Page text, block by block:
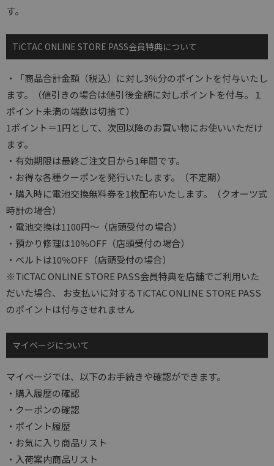
す。
TiCTAC ONLINE STORE PASS会員特典について
・「商品合計金額（税込）に対し3％分のポイントを付与いたし
ます。（値引きの場合は値引後金額に対しポイントを付与。１
ポイント未満の端数は切捨て）
1ポイント＝1円として、次回以降のお買い物にお使いいただけ
ます。
・有効期限は最終ご注文日から1年間です。
・お得な各種クーポンを発行いたします。（不定期）
・購入時に電池交換無料券を1枚配布いたします。（クオーツ式
時計の場合）
・電池交換は1100円～（店頭受付の場合）
・預かり修理は10％OFF（店頭受付の場合）
・ベルトは10％OFF（店頭受付の場合）
※TiCTAC ONLINE STORE PASS会員特典を店舗でご利用いた
だいた場合、 お支払いに対するTiCTAC ONLINE STORE PASS
のポイントは付与させれません
マイページについて
マイページでは、以下のお手続きや確認ができます。
・購入履歴の確認
・クーポンの確認
・ポイント履歴
・お気に入り商品リスト
・入荷案内商品リスト